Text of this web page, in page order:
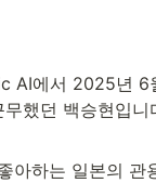
AI에서 2025년
했던 백승현입니
아하는 일본의 관